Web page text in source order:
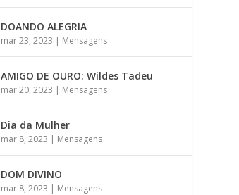
DOANDO ALEGRIA
mar 23, 2023 | Mensagens
AMIGO DE OURO: Wildes Tadeu
mar 20, 2023 | Mensagens
Dia da Mulher
mar 8, 2023 | Mensagens
DOM DIVINO
mar 8, 2023 | Mensagens